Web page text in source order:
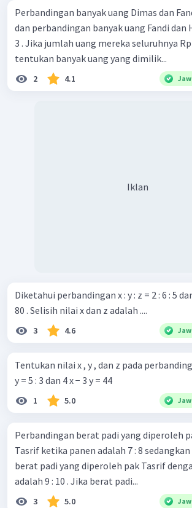
Perbandingan banyak uang Dimas dan
dan perbandingan banyak uang Fandi dan
3 . Jika jumlah uang mereka seluruhnya Rp
tentukan banyak uang yang dimilik...
2 4.1
Iklan
Diketahui perbandingan x : y : z = 2 : 6 : 5
80 . Selisih nilai x dan z adalah ....
3 4.6
Tentukan nilai x , y , dan z pada perbandingan
y = 5 : 3 dan 4 x − 3 y = 44
1 5.0
Perbandingan berat padi yang diperoleh
Tasrif ketika panen adalah 7 : 8
berat padi yang diperoleh pak Tasrif
adalah 9 : 10 . Jika berat padi...
3 5.0